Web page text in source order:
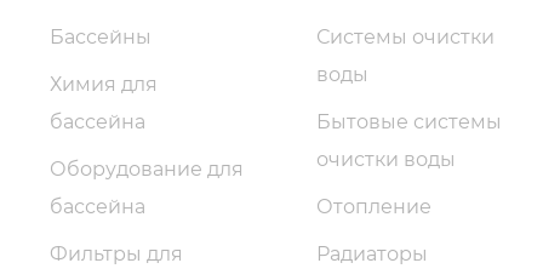
Бассейны
Химия для
бассейна
Оборудование для
бассейна
Фильтры для
Системы очистки
воды
Бытовые системы
очистки воды
Отопление
Радиаторы